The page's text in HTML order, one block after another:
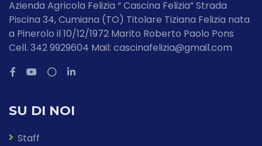
Azienda Agricola Felizia “ Cascina Felizia” Strada
Piscina 34, Cumiana (TO) Titolare Tiziana Felizia nata
a Pinerolo il 10/12/1972 Marito Roberto Paolo Pons
Cell. 342 9929604 Mail: cascinafelizia@gmail.com
SU DI NOI
Staff